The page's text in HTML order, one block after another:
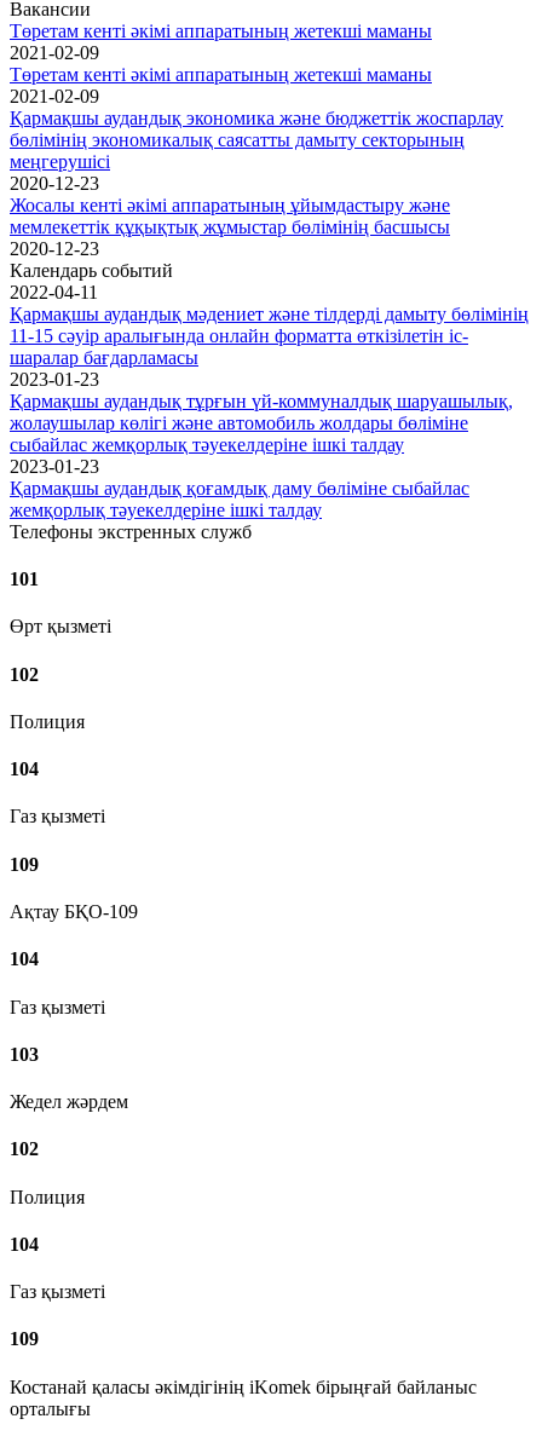
Вакансии
Төретам кенті әкімі аппаратының жетекші маманы
2021-02-09
Төретам кенті әкімі аппаратының жетекші маманы
2021-02-09
Қармақшы аудандық экономика және бюджеттік жоспарлау
бөлімінің экономикалық саясатты дамыту секторының
меңгерушісі
2020-12-23
Жосалы кенті әкімі аппаратының ұйымдастыру және
мемлекеттік құқықтық жұмыстар бөлімінің басшысы
2020-12-23
Календарь событий
2022-04-11
Қармақшы аудандық мәдениет және тілдерді дамыту бөлімінің
11-15 сәуір аралығында онлайн форматта өткізілетін іс-
шаралар бағдарламасы
2023-01-23
Қармақшы аудандық тұрғын үй-коммуналдық шаруашылық,
жолаушылар көлігі және автомобиль жолдары бөліміне
сыбайлас жемқорлық тәуекелдеріне ішкі талдау
2023-01-23
Қармақшы аудандық қоғамдық даму бөліміне сыбайлас
жемқорлық тәуекелдеріне ішкі талдау
Телефоны экстренных служб
101
Өрт қызметі
102
Полиция
104
Газ қызметі
109
Ақтау БҚО-109
104
Газ қызметі
103
Жедел жәрдем
102
Полиция
104
Газ қызметі
109
Костанай қаласы әкімдігінің iKomek бірыңғай байланыс
орталығы